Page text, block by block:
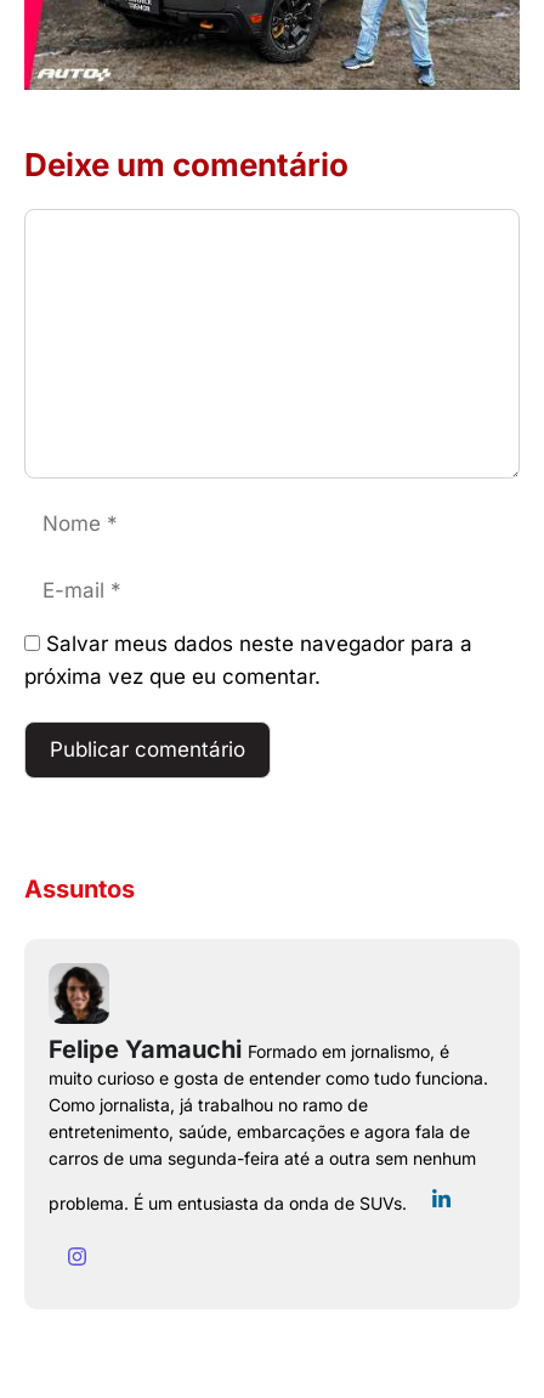
Deixe um comentário
Comentário
Nome
E-
mail
Salvar meus dados neste navegador para a
próxima vez que eu comentar.
Assuntos
Felipe Yamauchi Formado em jornalismo, é
muito curioso e gosta de entender como tudo funciona.
Como jornalista, já trabalhou no ramo de
entretenimento, saúde, embarcações e agora fala de
carros de uma segunda-feira até a outra sem nenhum
problema. É um entusiasta da onda de SUVs.